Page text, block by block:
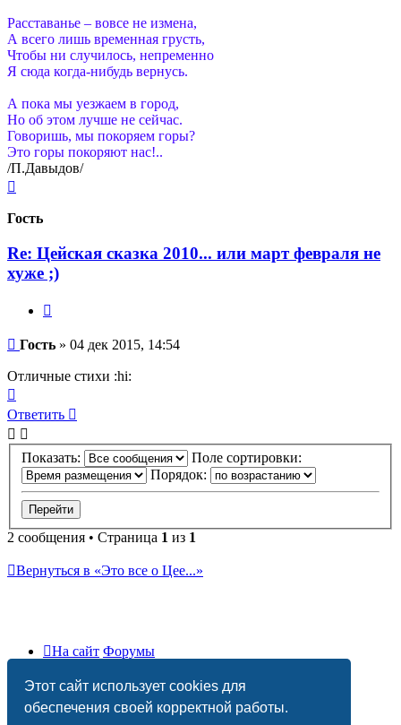
Этот сайт использует cookies для
обеспечения своей корректной работы.
Расставанье – вовсе не измена,
А всего лишь временная грусть,
Чтобы ни случилось, непременно
Я сюда когда-нибудь вернусь.
А пока мы уезжаем в город,
Но об этом лучше не сейчас.
Говоришь, мы покоряем горы?
Это горы покоряют нас!..
/П.Давыдов/
началу
Гость
Re: Цейская сказка 2010... или март февраля не
хуже ;)
Сообщение
Гость » 04 дек 2015, 14:54
Отличные стихи :hi:
к
началу
Ответить
Показать:
Поле сортировки:
Порядок:
2 сообщения • Страница 1 из 1
Вернуться в «Это все о Цее...»
На сайт Форумы
Удалить cookies